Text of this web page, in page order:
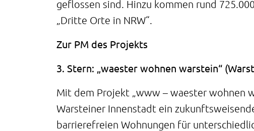
geflossen sind. Hinzu kommen rund
„Dritte Orte in NRW“.
Zur PM des Projekts
3. Stern: „waester wohnen warstein“
Mit dem Projekt „www – waester wohnen
Warsteiner Innenstadt ein
barrierefreien Wohnungen für